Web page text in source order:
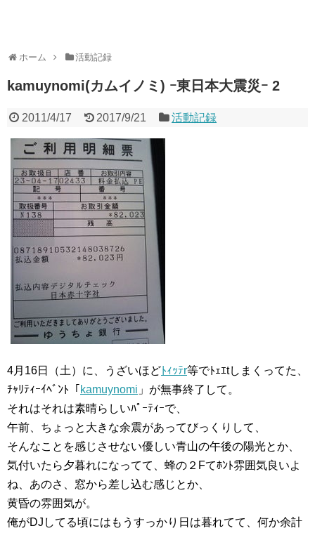
ホーム 活動記録
kamuynomi(カムイノミ) ｰ東日本大震災ｰ 2
2011/4/17 2017/9/21 活動記録
4月16日（土）に、うざいほどﾄｨｯﾃr等でﾄｪｴtしまくってた、
ﾁｬﾘﾃｨｰｲﾍﾞﾝﾄ「 kamuynomi 」が無事終了して。
それはそれは素晴らしいﾊﾟｰﾃｨｰで、
午前、ちょっと大きな余震があってびっくりして、
そんなことを感じさせない優しい青山の午後の陽光とか、
気付いたら夕暮れになってて、蜂の２Fてﾎﾝﾄ雰囲気良いよ
ね、あのさ、窓から差し込む感じとか、
黄昏の雰囲気が。
俺がDJしてる頃にはもうすっかり日は暮れてて、何か余計